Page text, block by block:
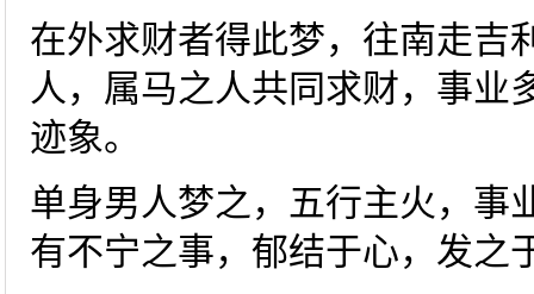
在外求财者得此梦，往南走吉
人，属马之人共同求财，事业
迹象。
单身男人梦之，五行主火，事
有不宁之事，郁结于心，发之